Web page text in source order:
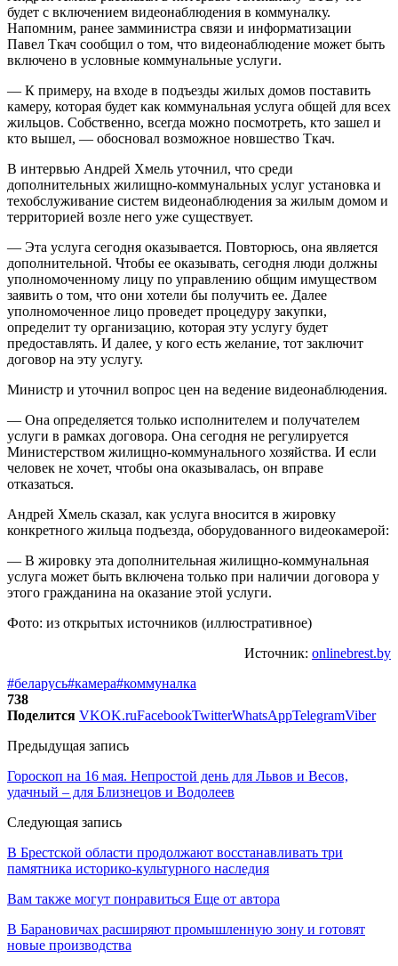
будет с включением видеонаблюдения в коммуналку.
Напомним, ранее замминистра связи и информатизации
Павел Ткач сообщил о том, что видеонаблюдение может быть
включено в условные коммунальные услуги.
— К примеру, на входе в подъезды жилых домов поставить
камеру, которая будет как коммунальная услуга общей для всех
жильцов. Собственно, всегда можно посмотреть, кто зашел и
кто вышел, — обосновал возможное новшество Ткач.
В интервью Андрей Хмель уточнил, что среди
дополнительных жилищно-коммунальных услуг установка и
техобслуживание систем видеонаблюдения за жилым домом и
территорией возле него уже существует.
— Эта услуга сегодня оказывается. Повторюсь, она является
дополнительной. Чтобы ее оказывать, сегодня люди должны
уполномоченному лицу по управлению общим имуществом
заявить о том, что они хотели бы получить ее. Далее
уполномоченное лицо проведет процедуру закупки,
определит ту организацию, которая эту услугу будет
предоставлять. И далее, у кого есть желание, тот заключит
договор на эту услугу.
Министр и уточнил вопрос цен на ведение видеонаблюдения.
— Она определяется только исполнителем и получателем
услуги в рамках договора. Она сегодня не регулируется
Министерством жилищно-коммунального хозяйства. И если
человек не хочет, чтобы она оказывалась, он вправе
отказаться.
Андрей Хмель сказал, как услуга вносится в жировку
конкретного жильца подъезда, оборудованного видеокамерой:
— В жировку эта дополнительная жилищно-коммунальная
услуга может быть включена только при наличии договора у
этого гражданина на оказание этой услуги.
Фото: из открытых источников (иллюстративное)
Источник: onlinebrest.by
#беларусь#камера#коммуналка
738
Поделится VKOK.ruFacebookTwitterWhatsAppTelegramViber
Предыдущая запись
Гороскоп на 16 мая. Непростой день для Львов и Весов,
удачный – для Близнецов и Водолеев
Следующая запись
В Брестской области продолжают восстанавливать три
памятника историко-культурного наследия
Вам также могут понравиться Еще от автора
В Барановичах расширяют промышленную зону и готовят
новые производства